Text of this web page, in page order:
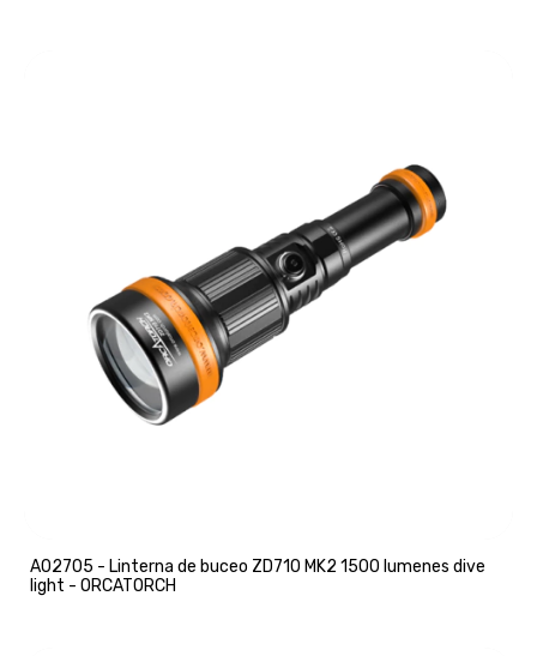
A02705 - Linterna de buceo ZD710 MK2 1500 lumenes dive
light - ORCATORCH